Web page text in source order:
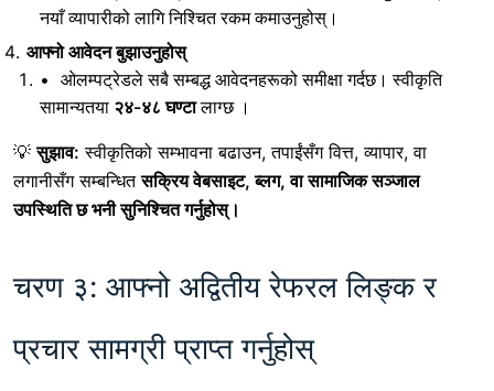
नयाँ व्यापारीको लागि निश्चित रकम कमाउनुहोस्।
आफ्नो आवेदन बुझाउनुहोस्
ओलम्पट्रेडले सबै सम्बद्ध आवेदनहरूको समीक्षा गर्दछ। स्वीकृति
सामान्यतया २४-४८ घण्टालाग्छ ।
💡सुझाव: स्वीकृतिको सम्भावना बढाउन, तपाईंसँगवित्त, व्यापार, वा
लगानीसँग सम्बन्धितसक्रिय वेबसाइट, ब्लग, वा सामाजिक सञ्जाल
उपस्थिति छ भनी सुनिश्चित गर्नुहोस्।
चरण ३: आफ्नो अद्वितीय रेफरल लिङ्क र
प्रचार सामग्री प्राप्त गर्नुहोस्